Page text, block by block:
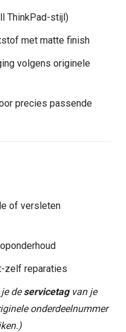
ThinkPad-stijl)
met matte finish
volgens originele
precies passende
of versleten
zelf reparaties
deservicetagvan je
onderdeelnummer